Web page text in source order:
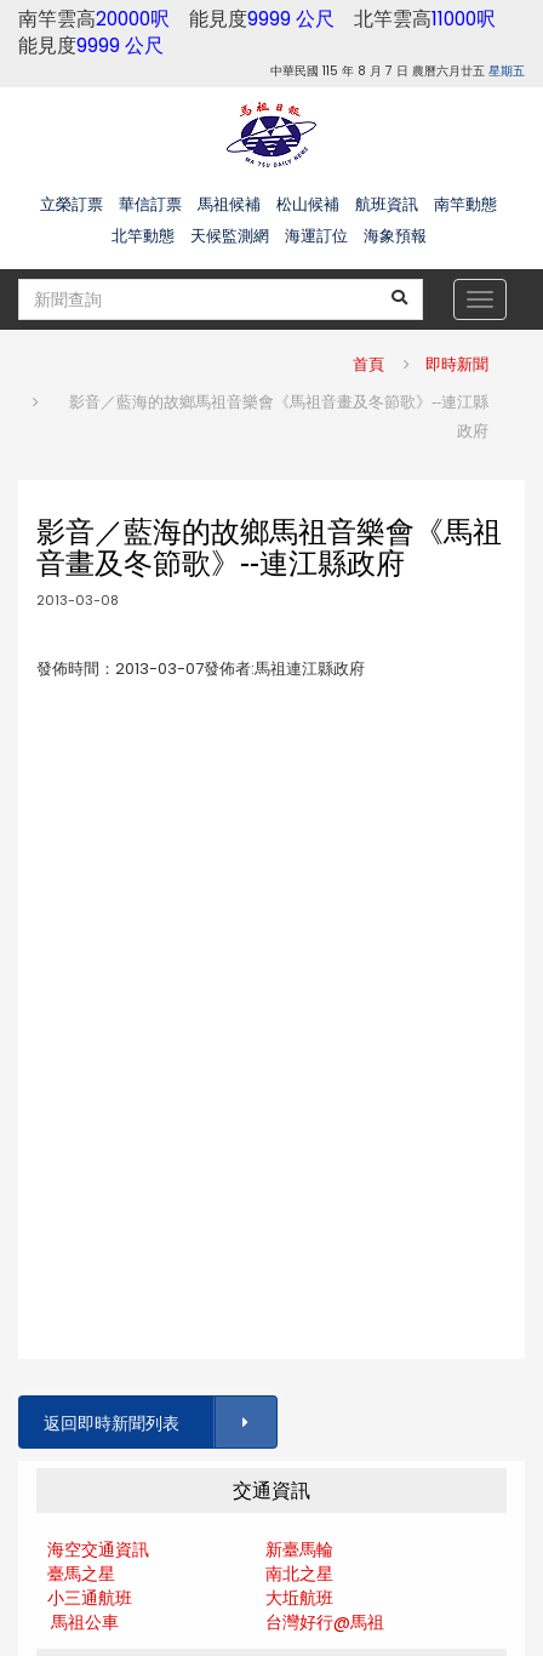
南竿雲高20000呎 能見度9999 公尺 北竿雲高11000呎
能見度9999 公尺
中華民國 115 年 8 月 7 日 農曆六月廿五 星期五
立榮訂票 華信訂票 馬祖候補 松山候補 航班資訊
南竿動態
北竿動態
天候監測網 海運訂位 海象預報
Toggle
首頁 即時新聞
影音／藍海的故鄉馬祖音樂會《馬祖音畫及冬節歌》--連江縣
政府
影音／藍海的故鄉馬祖音樂會《馬祖
音畫及冬節歌》--連江縣政府
2013-03-08
發佈時間：2013-03-07發佈者:馬祖連江縣政府
返回即時新聞列表
交通資訊
海空交通資訊
新臺馬輪
臺馬之星
南北之星
小三通航班
大坵航班
馬祖公車
台灣好行@馬祖